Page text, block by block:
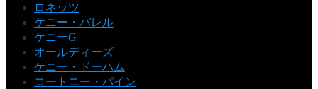
ロネッツ
ケニー・バレル
ケニーG
オールディーズ
ケニー・ドーハム
コートニー・パイン